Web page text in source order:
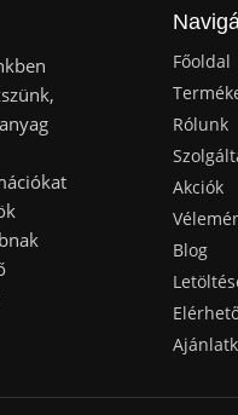
Főoldal
Rólunk
Akciók
Blog